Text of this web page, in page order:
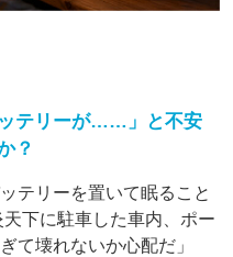
ッテリーが……」と不安
？
テリーを置いて眠ること
下に駐車した車内、ポー
て壊れないか心配だ」